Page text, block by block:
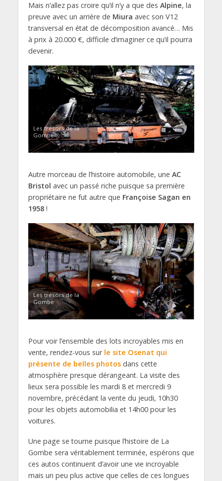
Mais n’allez pas croire qu’il n’y a que des Alpine, la
preuve avec un arrière de Miura avec son V12
transversal en état de décomposition avancé… Mis
à prix à 20.000 €, difficile d’imaginer ce qu’il pourra
devenir.
Les trésors de la
Gombe
Autre morceau de l’histoire automobile, une AC
Bristol avec un passé riche puisque sa première
propriétaire ne fut autre que Françoise Sagan en
1958!
Les trésors de la
Gombe
Pour voir l’ensemble des lots incroyables mis en
vente, rendez-vous sur le site Osenat qui
présente de belles photosdans cette
atmosphère presque dérangeant. La visite des
lieux sera possible les mardi 8 et mercredi 9
novembre, précédant la vente du jeudi, 10h30
pour les objets automobilia et 14h00 pour les
voitures.
Une page se tourne puisque l’histoire de La
Gombe sera véritablement terminée, espérons que
ces autos continuent d’avoir une vie incroyable
mais un peu plus active que celles de ces longues